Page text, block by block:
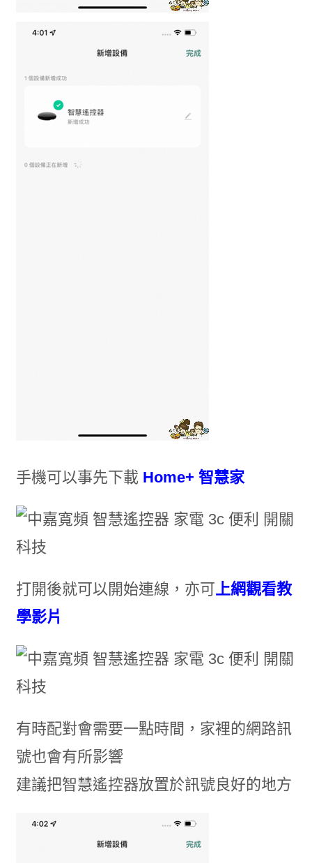
手機可以事先下載 Home+ 智慧家
打開後就可以開始連線，亦可上網觀看教
學影片
有時配對會需要一點時間，家裡的網路訊
號也會有所影響
建議把智慧遙控器放置於訊號良好的地方